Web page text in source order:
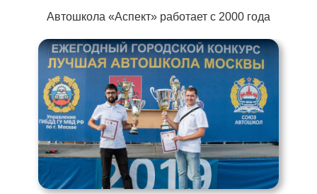
Автошкола «Аспект» работает с 2000 года